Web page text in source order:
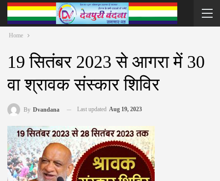
Home
19 सितंबर 2023 से आगरा में 30
वा श्रावक संस्कार शिविर
By Dvandana Last updated Aug 19, 2023